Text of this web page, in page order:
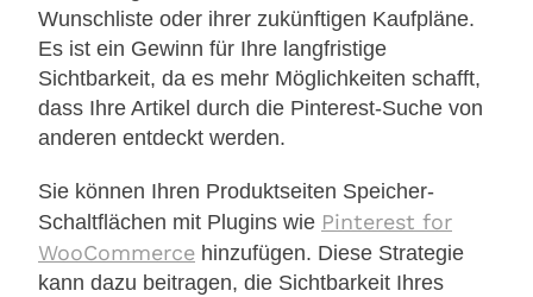
Wunschliste oder ihrer zukünftigen Kaufpläne.
Es ist ein Gewinn für Ihre langfristige
Sichtbarkeit, da es mehr Möglichkeiten schafft,
dass Ihre Artikel durch die Pinterest-Suche von
anderen entdeckt werden.
Sie können Ihren Produktseiten Speicher-
Schaltflächen mit Plugins wie Pinterest for
WooCommerce hinzufügen. Diese Strategie
kann dazu beitragen, die Sichtbarkeit Ihres